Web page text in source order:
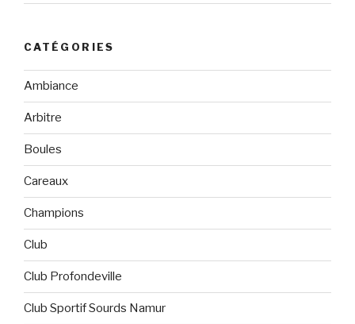
CATÉGORIES
Ambiance
Arbitre
Boules
Careaux
Champions
Club
Club Profondeville
Club Sportif Sourds Namur